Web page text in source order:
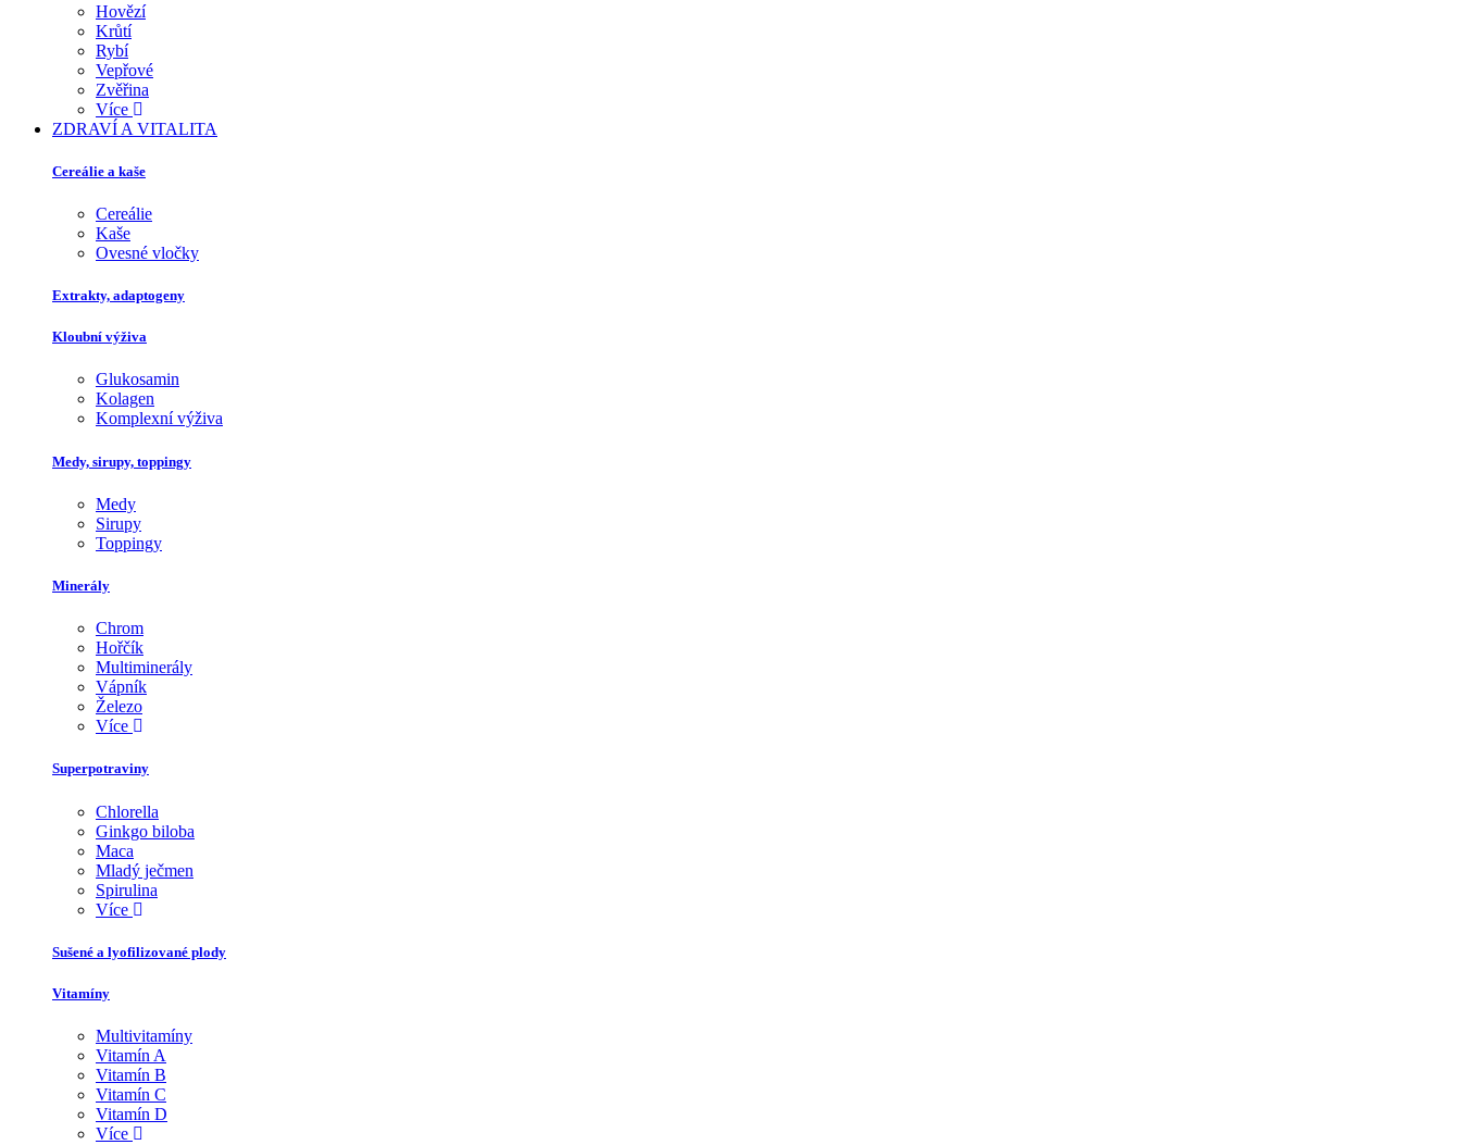
Hovězí
Krůtí
Rybí
Vepřové
Zvěřina
Více
ZDRAVÍ A VITALITA
Cereálie a kaše
Cereálie
Kaše
Ovesné vločky
Extrakty, adaptogeny
Kloubní výživa
Glukosamin
Kolagen
Komplexní výživa
Medy, sirupy, toppingy
Medy
Sirupy
Toppingy
Minerály
Chrom
Hořčík
Multiminerály
Vápník
Železo
Více
Superpotraviny
Chlorella
Ginkgo biloba
Maca
Mladý ječmen
Spirulina
Více
Sušené a lyofilizované plody
Vitamíny
Multivitamíny
Vitamín A
Vitamín B
Vitamín C
Vitamín D
Více